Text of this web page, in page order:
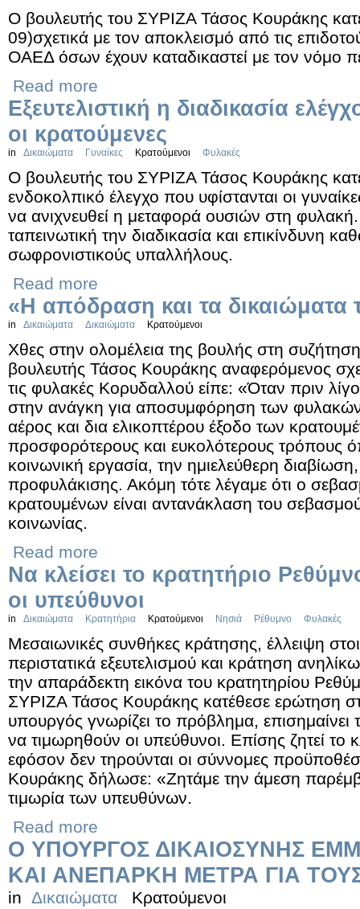
Ο βουλευτής του ΣΥΡΙΖΑ Τάσος Κουράκης
09)σχετικά με τον αποκλεισμό από τις
ΟΑΕΔ όσων έχουν καταδικαστεί με τον νόμο
Read more
Εξευτελιστική η διαδικασία
οι κρατούμενες
in Δικαιώματα Γυναίκες Κρατούμενοι Φυλακές
Ο βουλευτής του ΣΥΡΙΖΑ Τάσος Κουράκης
ενδοκολπικό έλεγχο που υφίστανται οι
να ανιχνευθεί η μεταφορά ουσιών στη
ταπεινωτική την διαδικασία και επικίνδυνη
σωφρονιστικούς υπαλλήλους.
Read more
«Η απόδραση και τα δικαιώματα
in Δικαιώματα Δικαιώματα Κρατούμενοι
Χθες στην ολομέλεια της βουλής στη
βουλευτής Τάσος Κουράκης αναφερόμενος
τις φυλακές Κορυδαλλού είπε: «Όταν πριν
στην ανάγκη για αποσυμφόρηση των
αέρος και δια ελικοπτέρου έξοδο των
προσφορότερους και ευκολότερους τρόπους
κοινωνική εργασία, την ημιελεύθερη
προφυλάκισης. Ακόμη τότε λέγαμε ότι ο
κρατουμένων είναι αντανάκλαση του
κοινωνίας.
Read more
Να κλείσει το κρατητήριο
οι υπεύθυνοι
in Δικαιώματα Κρατητήρια Κρατούμενοι Νησιά Ρέθυμνο Φυλακές
Μεσαιωνικές συνθήκες κράτησης, έλλειψη
περιστατικά εξευτελισμού και κράτηση
την απαράδεκτη εικόνα του κρατητηρίου
ΣΥΡΙΖΑ Τάσος Κουράκης κατέθεσε ερώτηση
υπουργός γνωρίζει το πρόβλημα, επισημαίνει
να τιμωρηθούν οι υπεύθυνοι. Επίσης ζητεί το
εφόσον δεν τηρούνται οι σύννομες
Κουράκης δήλωσε: «Ζητάμε την άμεση
τιμωρία των υπευθύνων.
Read more
Ο ΥΠΟΥΡΓΟΣ ΔΙΚΑΙΟΣΥΝΗΣ
ΚΑΙ ΑΝΕΠΑΡΚΗ ΜΕΤΡΑ ΓΙΑ
in Δικαιώματα Κρατούμενοι